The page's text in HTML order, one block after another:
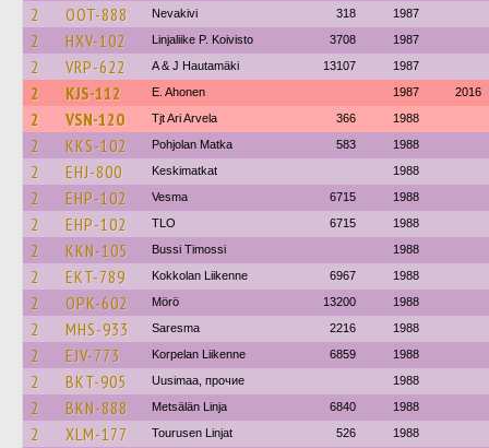
2 OOT-888 Nevakivi 318 1987
2 HXV-102 Linjaliike P. Koivisto 3708 1987
2 VRP-622 A & J Hautamäki 13107 1987
2 KJS-112 E. Ahonen 1987 2016
2 VSN-120 Tjt Ari Arvela 366 1988
2 KKS-102 Pohjolan Matka 583 1988
2 EHJ-800 Keskimatkat 1988
2 EHP-102 Vesma 6715 1988
2 EHP-102 TLO 6715 1988
2 KKN-105 Bussi Timossi 1988
2 EKT-789 Kokkolan Liikenne 6967 1988
2 OPK-602 Mörö 13200 1988
2 MHS-933 Saresma 2216 1988
2 EJV-773 Korpelan Liikenne 6859 1988
2 BKT-905 Uusimaa, прочие 1988
2 BKN-888 Metsälän Linja 6840 1988
2 XLM-177 Tourusen Linjat 526 1988